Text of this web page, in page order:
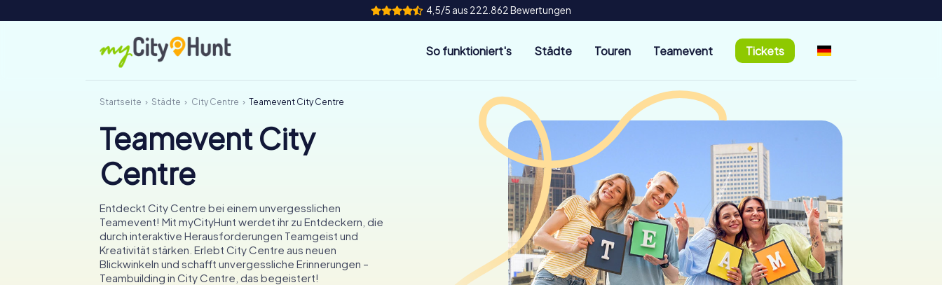
4,5/5 aus 222.862 Bewertungen
So funktioniert's Städte Touren Teamevent Tickets
Startseite Städte City Centre Teamevent City Centre
Teamevent City
Centre
Entdeckt City Centre bei einem unvergesslichen
Teamevent! Mit myCityHunt werdet ihr zu Entdeckern, die
durch interaktive Herausforderungen Teamgeist und
Kreativität stärken. Erlebt City Centre aus neuen
Blickwinkeln und schafft unvergessliche Erinnerungen –
Teambuilding in City Centre, das begeistert!